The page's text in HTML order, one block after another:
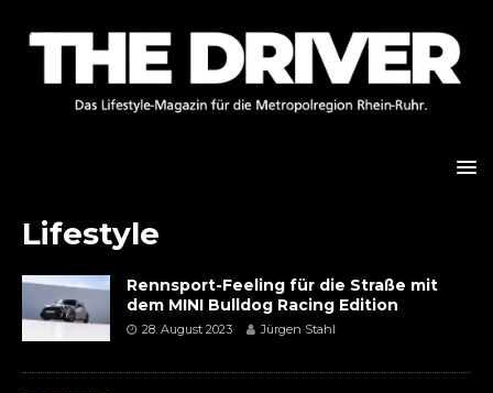
Lifestyle
Rennsport-Feeling für die Straße mit
dem MINI Bulldog Racing Edition
28. August 2023 Jürgen Stahl